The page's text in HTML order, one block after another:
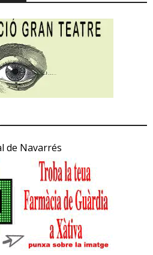
de Navarrés